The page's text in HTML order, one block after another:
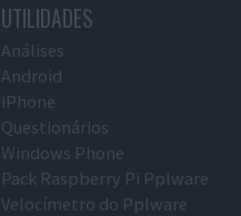
UTILIDADES
Análises
Android
iPhone
Questionários
Windows Phone
Pack Raspberry Pi Pplware
Velocímetro do Pplware